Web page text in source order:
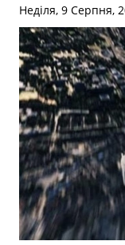
Неділя, 9 Серпня,